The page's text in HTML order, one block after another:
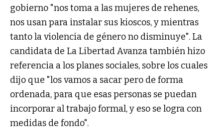
gobierno "nos toma a las mujeres de rehenes,
nos usan para instalar sus kioscos, y mientras
tanto la violencia de género no disminuye". La
candidata de La Libertad Avanza también hizo
referencia a los planes sociales, sobre los cuales
dijo que "los vamos a sacar pero de forma
ordenada, para que esas personas se puedan
incorporar al trabajo formal, y eso se logra con
medidas de fondo".